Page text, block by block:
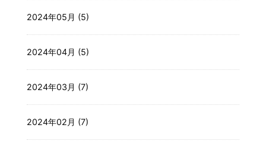
2024年05月 (5)
2024年04月 (5)
2024年03月 (7)
2024年02月 (7)